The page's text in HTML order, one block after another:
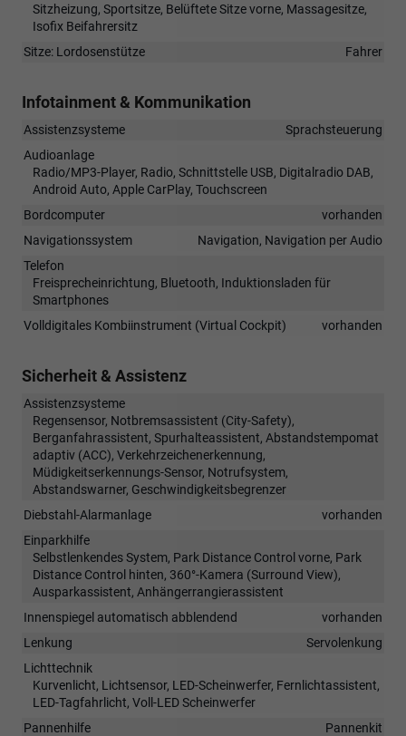
Sitzheizung, Sportsitze, Belüftete Sitze vorne, Massagesitze,
Isofix Beifahrersitz
Sitze: Lordosenstütze
Fahrer
Infotainment & Kommunikation
Assistenzsysteme
Sprachsteuerung
Audioanlage
Radio/MP3-Player, Radio, Schnittstelle USB, Digitalradio DAB,
Android Auto, Apple CarPlay, Touchscreen
Bordcomputer
vorhanden
Navigationssystem
Navigation, Navigation per Audio
Telefon
Freisprecheinrichtung, Bluetooth, Induktionsladen für
Smartphones
Volldigitales Kombiinstrument (Virtual Cockpit)
vorhanden
Sicherheit & Assistenz
Assistenzsysteme
Regensensor, Notbremsassistent (City-Safety),
Berganfahrassistent, Spurhalteassistent, Abstandstempomat
adaptiv (ACC), Verkehrzeichenerkennung,
Müdigkeitserkennungs-Sensor, Notrufsystem,
Abstandswarner, Geschwindigkeitsbegrenzer
Diebstahl-Alarmanlage
vorhanden
Einparkhilfe
Selbstlenkendes System, Park Distance Control vorne, Park
Distance Control hinten, 360°-Kamera (Surround View),
Ausparkassistent, Anhängerrangierassistent
Innenspiegel automatisch abblendend
vorhanden
Lenkung
Servolenkung
Lichttechnik
Kurvenlicht, Lichtsensor, LED-Scheinwerfer, Fernlichtassistent,
LED-Tagfahrlicht, Voll-LED Scheinwerfer
Pannenhilfe
Pannenkit